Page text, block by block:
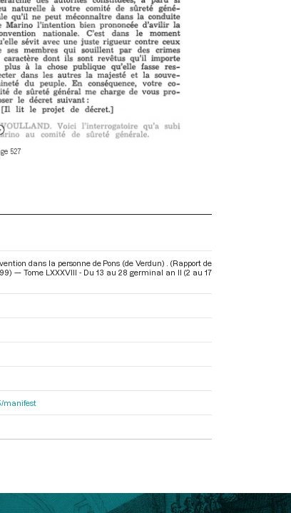
527
dans la personne de Pons (de Verdun) . (Rapport de
— Tome LXXXVIII - Du 13 au 28 germinal an II (2 au 17
manifest